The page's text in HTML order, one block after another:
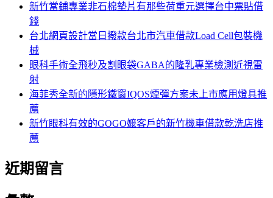
新竹當鋪專業非石棉墊片有那些荷重元選擇台中票貼借
錢
台北網頁設計當日撥款台北市汽車借款Load Cell包裝機
械
眼科手術全飛秒及割眼袋GABA的隆乳專業檢測近視雷
射
海菲秀全新的隱形鐵窗IQOS煙彈方案未上市應用燈具推
薦
新竹眼科有效的GOGO嬤客戶的新竹機車借款乾洗店推
薦
近期留言